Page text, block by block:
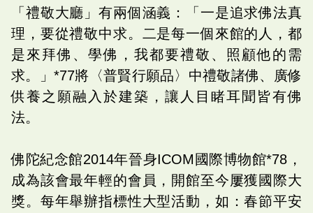
「禮敬大廳」有兩個涵義：「一是追求佛法真
理，要從禮敬中求。二是每一個來館的人，都
是來拜佛、學佛，我都要禮敬、照顧他的需
求。」*77將〈普賢行願品〉中禮敬諸佛、廣修
供養之願融入於建築，讓人目睹耳聞皆有佛
法。
佛陀紀念館2014年晉身ICOM國際博物館*78，
成為該會最年輕的會員，開館至今屢獲國際大
獎。每年舉辦指標性大型活動，如：春節平安